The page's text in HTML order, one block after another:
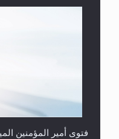
فتوى أمير المؤمنين